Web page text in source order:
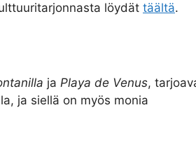
löydät täältä.
ja Playa de Venus,
ja siellä on myös monia